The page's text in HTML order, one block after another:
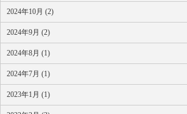
2024年10月 (2)
2024年9月 (2)
2024年8月 (1)
2024年7月 (1)
2023年1月 (1)